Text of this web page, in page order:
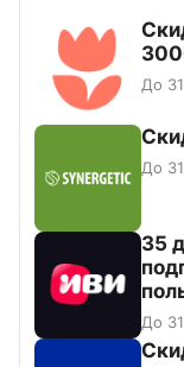
До
До
35
До